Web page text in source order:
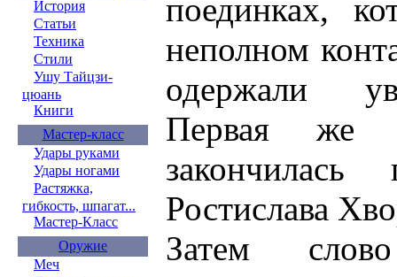
История
Статьи
Техника
Стили
Ушу Тайцзи-
цюань
Книги
Мастер-класс
Удары руками
Удары ногами
Растяжка,
гибкость, шпагат...
Мастер-Класс
Оружие
Меч
поединках,
неполном
одержали
Первая же
закончилась
Ростислава
Затем